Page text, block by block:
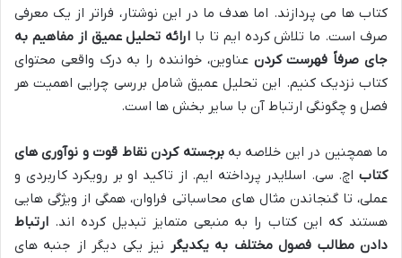
کتاب ها می پردازند. اما هدف ما در این نوشتار، فراتر از یک معرفی
صرف است. ما تلاش کرده ایم تا با ارائه تحلیل عمیق از مفاهیم به
جای صرفاً فهرست کردن عناوین، خواننده را به درک واقعی محتوای
کتاب نزدیک کنیم. این تحلیل عمیق شامل بررسی چرایی اهمیت هر
فصل و چگونگی ارتباط آن با سایر بخش ها است.
ما همچنین در این خلاصه بهبرجسته کردن نقاط قوت و نوآوری های
کتاب اچ. سی. اسلایدر پرداخته ایم. از تاکید او بر رویکرد کاربردی و
عملی، تا گنجاندن مثال های محاسباتی فراوان، همگی از ویژگی هایی
هستند که این کتاب را به منبعی متمایز تبدیل کرده اند. ارتباط
دادن مطالب فصول مختلف به یکدیگر نیز یکی دیگر از جنبه های